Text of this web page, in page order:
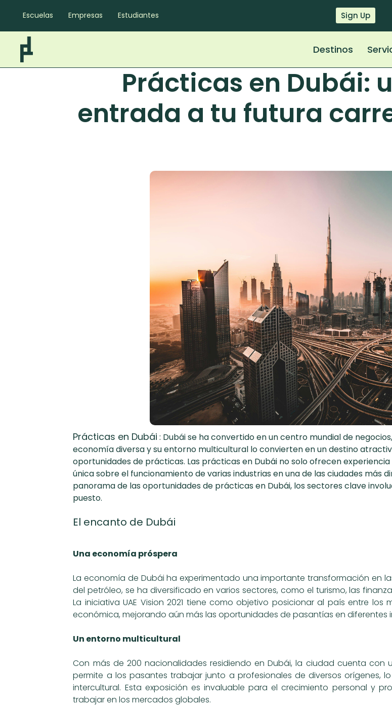
Escuelas Empresas Estudiantes Sign Up
Destinos
Prácticas en Dubái:
entrada a tu futura
Prácticas en Dubái : Dubái se ha convertido en un centro mundial de
economía diversa y su entorno multicultural lo convierten en un destino
oportunidades de prácticas. Las prácticas en Dubái no solo ofrecen
única sobre el funcionamiento de varias industrias en una de las ciudades más
panorama de las oportunidades de prácticas en Dubái, los sectores clave
puesto.
El encanto de Dubái
Una economía próspera
La economía de Dubái ha experimentado una importante transformación en
del petróleo, se ha diversificado en varios sectores, como el turismo, las
La iniciativa UAE Vision 2021 tiene como objetivo posicionar al país entre
económica, mejorando aún más las oportunidades de pasantías en diferentes
Un entorno multicultural
Con más de 200 nacionalidades residiendo en Dubái, la ciudad cuenta con
permite a los pasantes trabajar junto a profesionales de diversos orígenes,
intercultural. Esta exposición es invaluable para el crecimiento personal y
trabajar en los mercados globales.